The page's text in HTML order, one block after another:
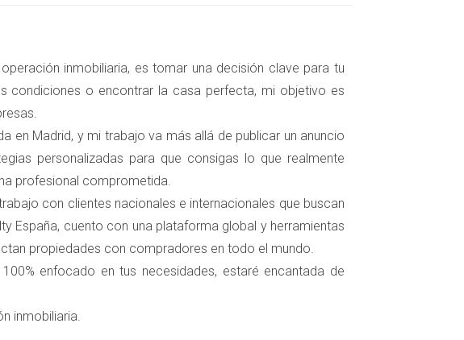
vivienda. Este impuesto grava la transmisión de derechos
En algunas regiones, este impuesto puede ser mínimo o
herencia ante un notario. Estos costos incluyen honorarios
de honorarios puede modificar el coste total, por lo que se
gastos asociados a la liquidación de las mismas. Esto
deberán ser considerados antes de proceder con la
inmobiliaria, es tomar una decisión clave para tu
condiciones o encontrar la casa perfecta, mi objetivo es
en Madrid, y mi trabajo va más allá de publicar un anuncio
personalizadas para que consigas lo que realmente
profesional comprometida.
con clientes nacionales e internacionales que buscan
España, cuento con una plataforma global y herramientas
propiedades con compradores en todo el mundo.
enfocado en tus necesidades, estaré encantada de
inmobiliaria.